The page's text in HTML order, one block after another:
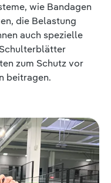
wie Bandagen
die Belastung
auch spezielle
zum Schutz vor
beitragen.